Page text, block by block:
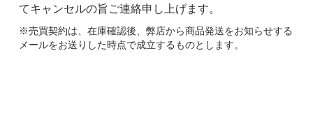
てキャンセルの旨ご連絡申し上げます。
※売買契約は、在庫確認後、弊店から商品発送をお知らせする
メールをお送りした時点で成立するものとします。